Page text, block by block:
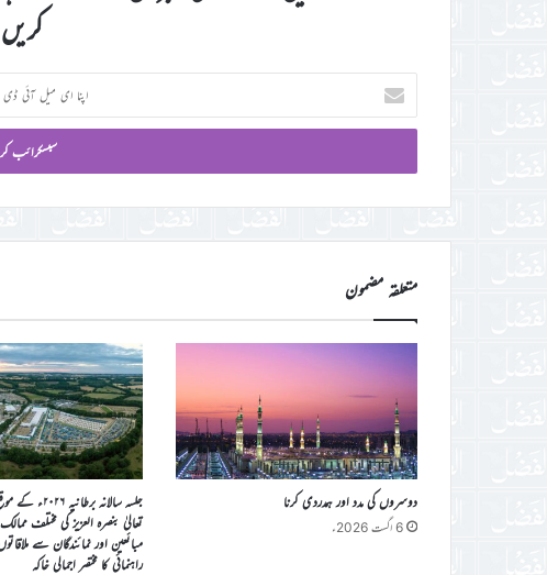
کریں
اپنا
ای
میل
ڈی
متعلقہ مضمون
دوسروں کی مدد اور ہمدردی کرنا
6 اگست 2026ء
جلسہ سالانہ
تعالیٰ بنصرہ العزیز کی مختلف
مبائعین اور نمائندگان سے
راہنمائی کا مختصر اجمالی خاکہ